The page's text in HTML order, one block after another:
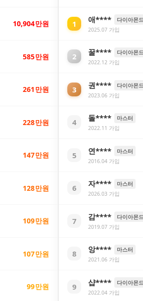
10,904만원
585만원
261 만원
228만원
147만원
128만원
109만원
107만원
99만원
1 애**** 다이아몬드
2025.07 가입
2 꿀**** 다이아몬
2022.12 가입
3 권**** 다이아몬드
2023.06 가입
4 돌**** 마스터
2022.11 가입
5 연**** 마스터
2016.04 가입
6 자**** 마스터
2026.03 가입
7 감**** 다이아몬드
2019.07 가입
8 앙**** 마스터
2021.06 가입
9 샵**** 다이아몬드
2022.04 가입